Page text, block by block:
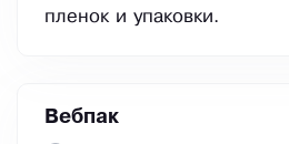
пленок и упаковки.
Вебпак